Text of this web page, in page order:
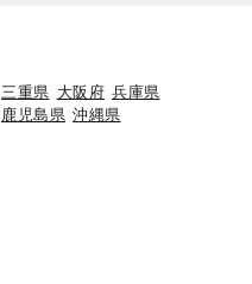
三重県 大阪府 兵庫県
鹿児島県 沖縄県